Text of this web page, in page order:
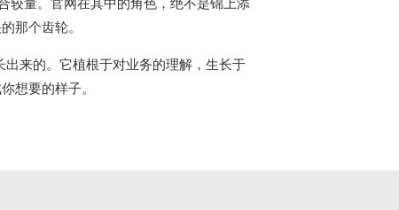
那个齿轮。
来的。它植根于对业务的理解，生长于
想要的样子。